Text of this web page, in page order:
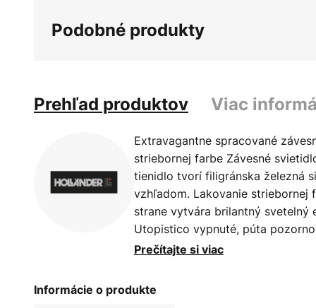
obrázkov
Podobné produkty
Prehľad produktov Viac
Extravagantne spracované
striebornej farbe Závesné
tienidlo tvorí filigránska železná
vzhľadom. Lakovanie striebornej
strane vytvára brilantný svetelný
Utopistico vypnuté, púta
odhalí svoj pôvab a poskytuje
nábytku - externe stmievateľný -
zodpovedajúcou päticou (E27)
Prečítajte si viac
Informácie o produkte